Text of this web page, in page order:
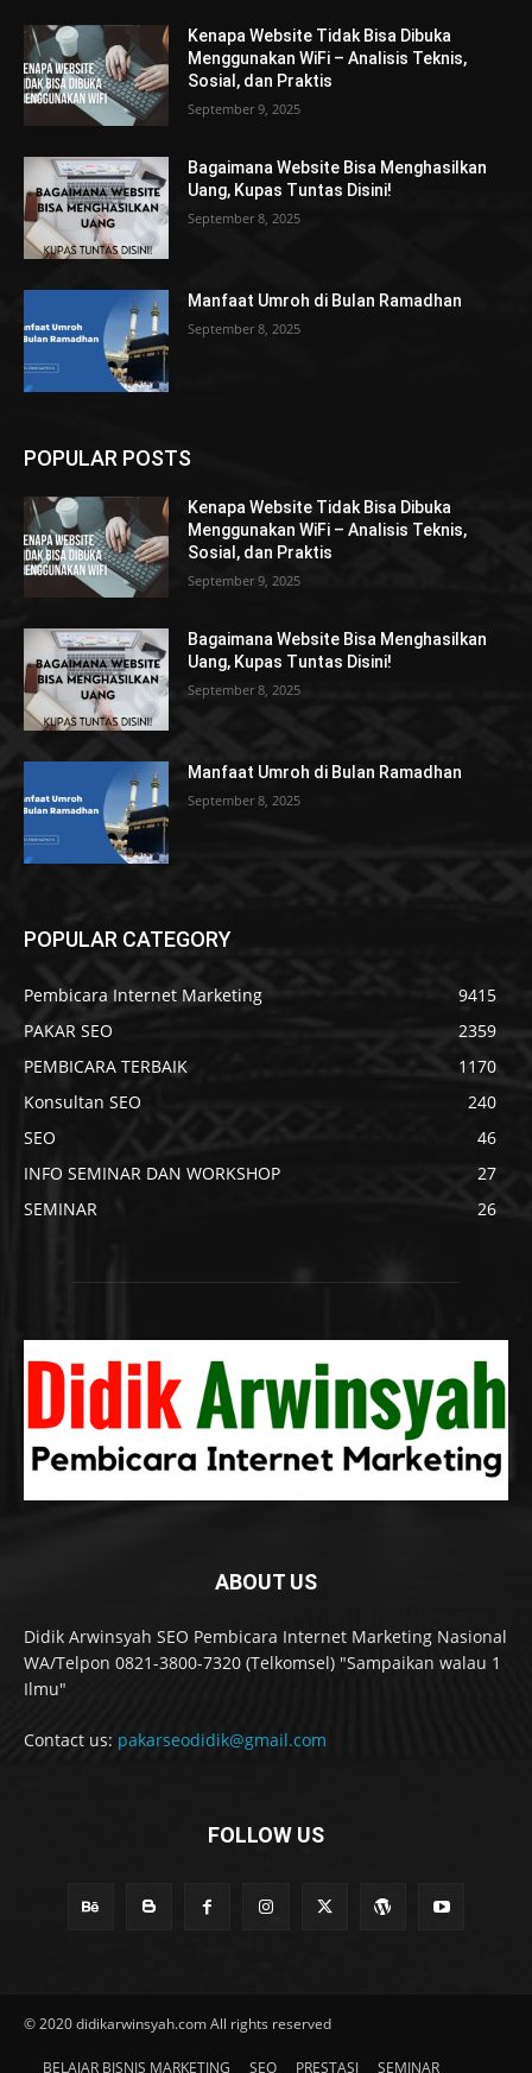
Kenapa Website Tidak Bisa Dibuka
Menggunakan WiFi – Analisis Teknis,
Sosial, dan Praktis
September 9, 2025
Bagaimana Website Bisa Menghasilkan
Uang, Kupas Tuntas Disini!
September 8, 2025
Manfaat Umroh di Bulan Ramadhan
September 8, 2025
POPULAR POSTS
Kenapa Website Tidak Bisa Dibuka
Menggunakan WiFi – Analisis Teknis,
Sosial, dan Praktis
September 9, 2025
Bagaimana Website Bisa Menghasilkan
Uang, Kupas Tuntas Disini!
September 8, 2025
Manfaat Umroh di Bulan Ramadhan
September 8, 2025
POPULAR CATEGORY
Pembicara Internet Marketing
9415
PAKAR SEO
2359
PEMBICARA TERBAIK
1170
Konsultan SEO
240
SEO
46
INFO SEMINAR DAN WORKSHOP
27
SEMINAR
26
ABOUT US
Didik Arwinsyah SEO Pembicara Internet Marketing Nasional
WA/Telpon 0821-3800-7320 (Telkomsel) "Sampaikan walau 1
Ilmu"
Contact us: pakarseodidik@gmail.com
FOLLOW US
© 2020 didikarwinsyah.com All rights reserved
BELAJAR BISNIS MARKETING SEO PRESTASI SEMINAR